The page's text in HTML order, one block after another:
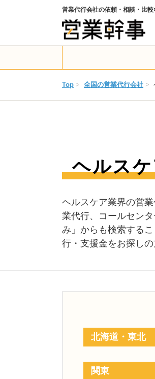
営業代行会社の依頼・相談・比
Top > 全国の営業代行会社 >
ヘルス
ヘルスケア業界の営
業代行、コールセン
み」からも検索する
行・支援金をお探し
北海道・東北
関東